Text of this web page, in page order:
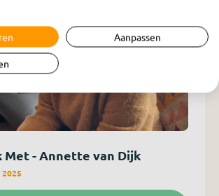
Met - Annette van Dijk
Aanpassen